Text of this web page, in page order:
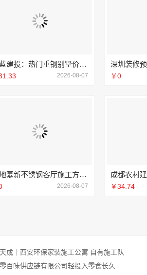
中蓝建投：热门重钢别墅价格详解
2026-08-07 ￥0
本地慕新不锈钢客厅施工方案全流程
2026-08-07 ￥34.74
成｜西安环保家装施工公寓 自有施工队